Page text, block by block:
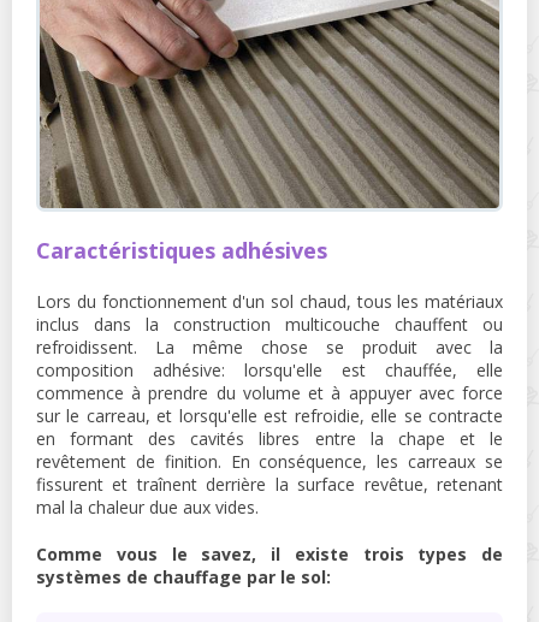
Caractéristiques adhésives
Lors du fonctionnement d'un sol chaud, tous les matériaux
inclus dans la construction multicouche chauffent ou
refroidissent. La même chose se produit avec la
composition adhésive: lorsqu'elle est chauffée, elle
commence à prendre du volume et à appuyer avec force
sur le carreau, et lorsqu'elle est refroidie, elle se contracte
en formant des cavités libres entre la chape et le
revêtement de finition. En conséquence, les carreaux se
fissurent et traînent derrière la surface revêtue, retenant
mal la chaleur due aux vides.
Comme vous le savez, il existe trois types de
systèmes de chauffage par le sol: